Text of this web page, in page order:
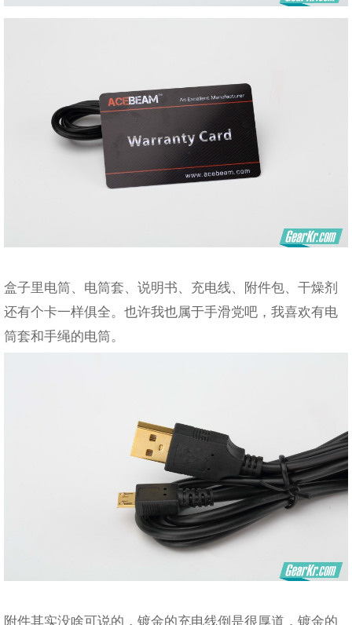
盒子里电筒、电筒套、说明书、充电线、附件包、干燥剂
还有个卡一样俱全。也许我也属于手滑党吧，我喜欢有电
筒套和手绳的电筒。
附件其实没啥可说的，镀金的充电线倒是很厚道，镀金的